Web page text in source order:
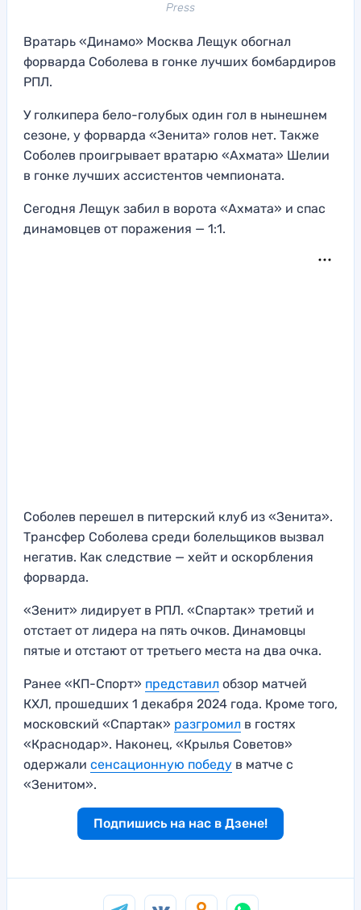
Press
Вратарь «Динамо» Москва Лещук обогнал
форварда Соболева в гонке лучших бомбардиров
РПЛ.
У голкипера бело-голубых один гол в нынешнем
сезоне, у форварда «Зенита» голов нет. Также
Соболев проигрывает вратарю «Ахмата» Шелии
в гонке лучших ассистентов чемпионата.
Сегодня Лещук забил в ворота «Ахмата» и спас
динамовцев от поражения — 1:1.
Соболев перешел в питерский клуб из «Зенита».
Трансфер Соболева среди болельщиков вызвал
негатив. Как следствие — хейт и оскорбления
форварда.
«Зенит» лидирует в РПЛ. «Спартак» третий и
отстает от лидера на пять очков. Динамовцы
пятые и отстают от третьего места на два очка.
Ранее «КП-Спорт» представил обзор матчей
КХЛ, прошедших 1 декабря 2024 года. Кроме того,
московский «Спартак» разгромил в гостях
«Краснодар». Наконец, «Крылья Советов»
одержали сенсационную победу в матче с
«Зенитом».
Подпишись на нас в Дзене!